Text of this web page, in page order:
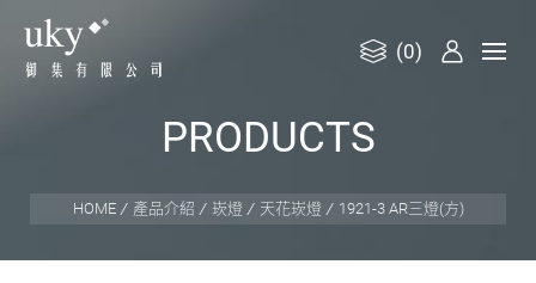
(0)
PRODUCTS
HOME 產品介紹 崁燈 天花崁燈 1921-3 AR三燈(方)